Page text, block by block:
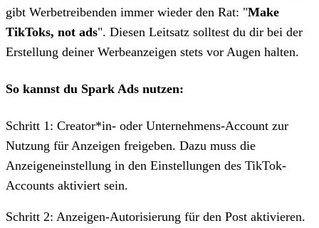
gibt Werbetreibenden immer wieder den Rat: "Make
TikToks, not ads". Diesen Leitsatz solltest du dir bei der
Erstellung deiner Werbeanzeigen stets vor Augen halten.
So kannst du Spark Ads nutzen:
Schritt 1: Creator*in- oder Unternehmens-Account zur
Nutzung für Anzeigen freigeben. Dazu muss die
Anzeigeneinstellung in den Einstellungen des TikTok-
Accounts aktiviert sein.
Schritt 2: Anzeigen-Autorisierung für den Post aktivieren.